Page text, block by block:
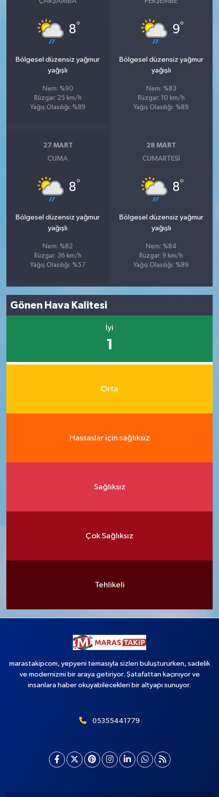
8°
Bölgesel düzensiz yağmur
yağışlı
Nem: %90
Rüzgar: 25 km/h
Yağış Olasılığı: %89
9°
Bölgesel düzensiz yağmur
yağışlı
Nem: %83
Rüzgar: 10 km/h
Yağış Olasılığı: %89
27 MART
CUMA
8°
Bölgesel düzensiz yağmur
yağışlı
Nem: %82
Rüzgar: 36 km/h
Yağış Olasılığı: %57
28 MART
CUMARTESI
8°
Bölgesel düzensiz yağmur
yağışlı
Nem: %84
Rüzgar: 9 km/h
Yağış Olasılığı: %89
Gönen Hava Kalitesi
İyi
1
Orta
Hassaslar için sağlıksız
Sağlıksız
Çok Sağlıksız
Tehlikeli
marastakipcom, yepyeni temasıyla sizleri buluştururken, sadelik
ve modernizmi bir araya getiriyor. Şatafattan kaçınıyor ve
insanlara haber okuyabilecekleri bir altyapı sunuyor.
05355441779